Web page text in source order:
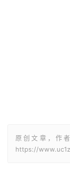
原创文章，作
https://